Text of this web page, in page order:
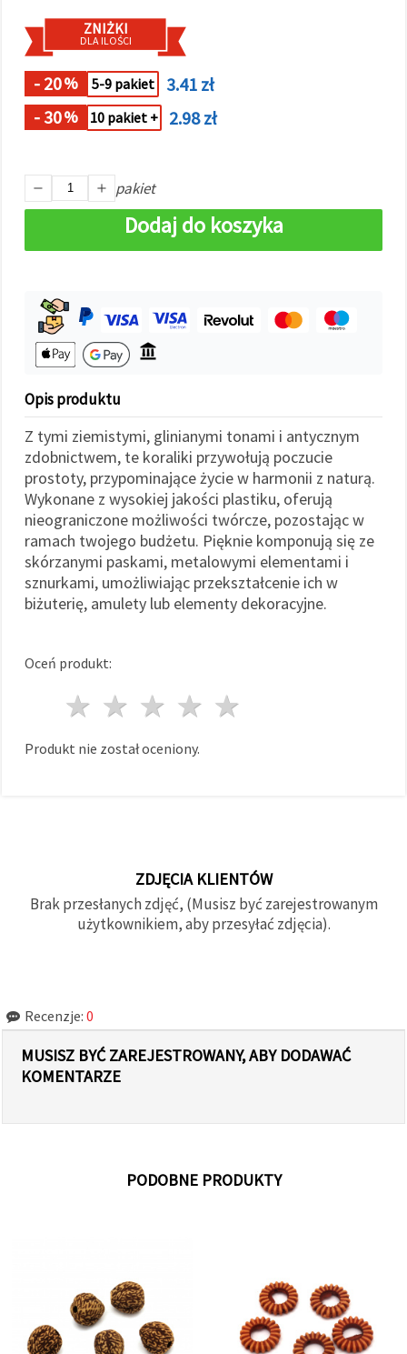
klikając
"Akceptuj
wskazać
swoje
preferencje
cookie i
"Zapisz"
Akceptuj
wszystkie
Ustawienia
ZNIŻKI
DLA ILOŚCI
- 20% 5-9 pakiet
3.41 zł
- 30% 10 pakiet + 2.98 zł
pakiet
Dodaj do koszyka
Opis produktu
Z tymi ziemistymi, glinianymi tonami i antycznym
zdobnictwem, te koraliki przywołują poczucie
prostoty, przypominające życie w harmonii z naturą.
Wykonane z wysokiej jakości plastiku, oferują
nieograniczone możliwości twórcze, pozostając w
ramach twojego budżetu. Pięknie komponują się ze
skórzanymi paskami, metalowymi elementami i
sznurkami, umożliwiając przekształcenie ich w
biżuterię, amulety lub elementy dekoracyjne.
Oceń produkt:
4 gwiazdy
3 gwiazdy
2 gwiazdy
1 gwiazda
Produkt nie został oceniony.
ZDJĘCIA KLIENTÓW
Brak przesłanych zdjęć, (Musisz być zarejestrowanym
użytkownikiem, aby przesyłać zdjęcia).
Recenzje: 0
MUSISZ BYĆ ZAREJESTROWANY, ABY DODAWAĆ
KOMENTARZE
PODOBNE PRODUKTY